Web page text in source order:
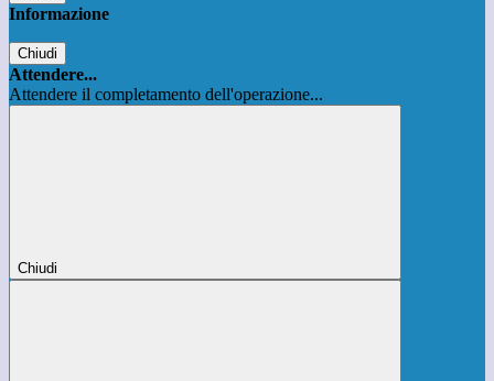
Informazione
Chiudi
Attendere...
Attendere il completamento dell'operazione...
Chiudi